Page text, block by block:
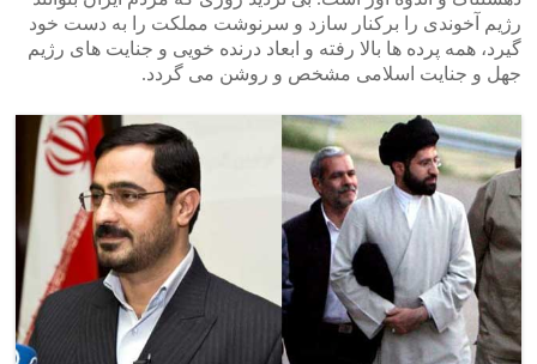
رژیم آخوندی را برکنار سازد و سرنوشت مملکت را به دست خود
گیرد، همه پرده ها بالا رفته و ابعاد درنده خویی و جنایت های رژیم
جهل و جنایت اسلامی مشخص و روشن می گردد.